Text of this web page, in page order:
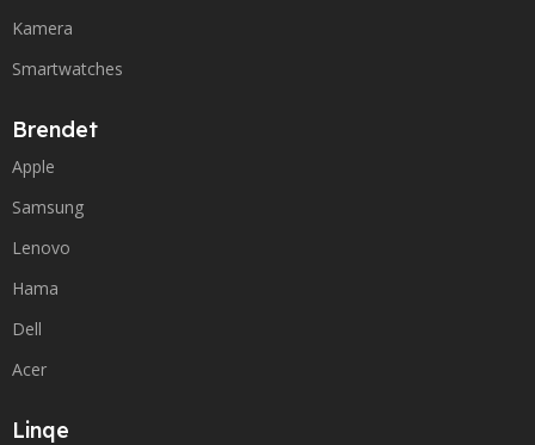
Kamera
Smartwatches
Brendet
Apple
Samsung
Lenovo
Hama
Dell
Acer
Linqe